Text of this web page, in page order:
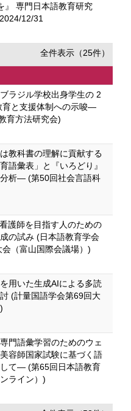
』 専門日本語教育研究
12/31
全件表示（25件）
ラジル学校出身学生の 2
と支援体制への示唆―
育方法研究会)
教科書の理解に貢献する
語彙表」と『いろどり』
析― (第50回社会言語科
護師を目指す人のための
の試み (日本語教育学会
（富山国際会議場）)
用いた生成AIによる多読
(計量国語学会第69回大
門語彙学習のためのウェ
容師国家試験に基づく語
て― (第65回日本語教育
ライン）)